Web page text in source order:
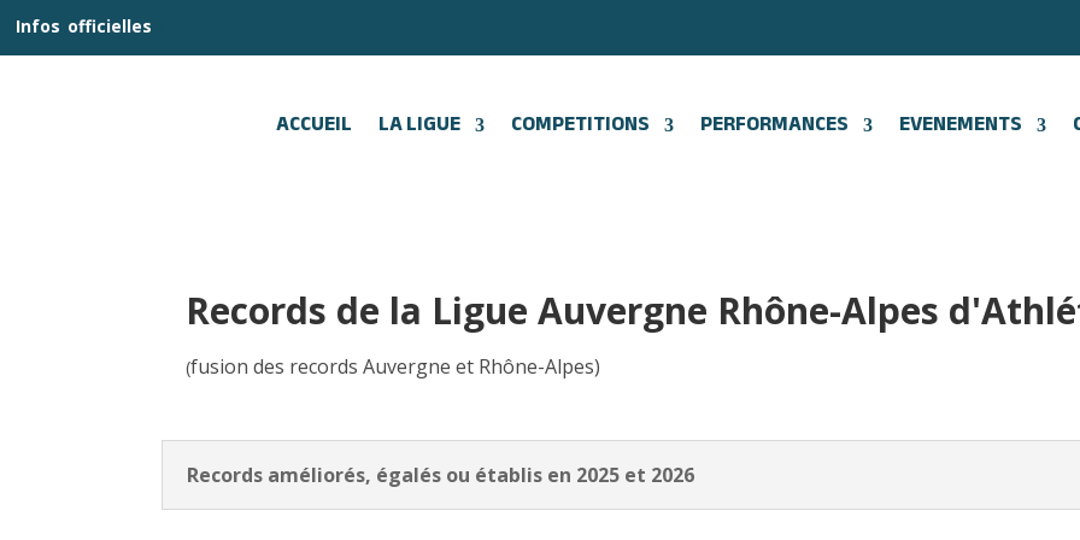
Infos officielles
ACCUEIL LA LIGUE COMPETITIONS PERFORMANCES EVENEMENTS
Records de la Ligue Auvergne Rhône-Alpes
(fusion des records Auvergne et Rhône-Alpes)
Records améliorés, égalés ou établis en 2025 et 2026